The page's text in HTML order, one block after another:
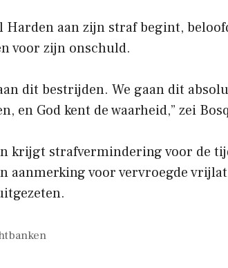
Harden aan zijn straf begint,
voor zijn onschuld.
dit bestrijden. We gaan dit
en God kent de waarheid,” zei
krijgt strafvermindering voor de
aanmerking voor vervroegde